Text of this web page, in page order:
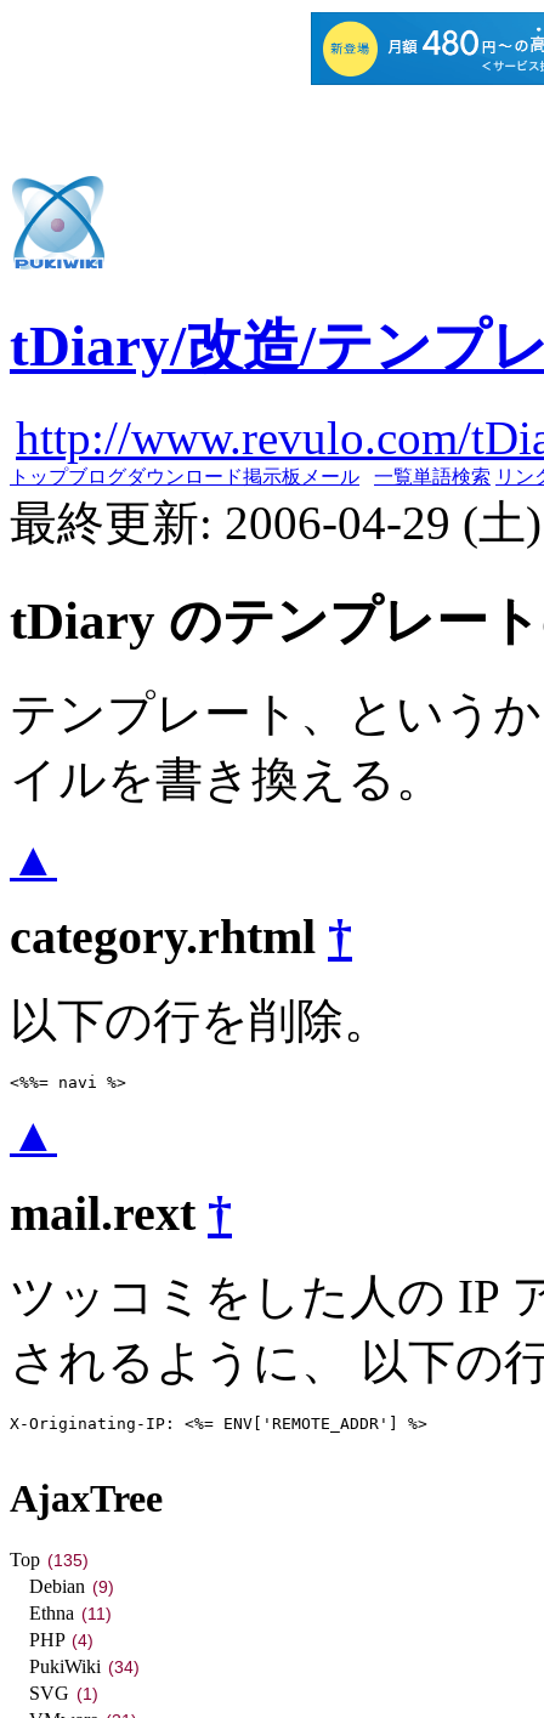
tDiary/改造/テンプ
http://www.revulo.com/
トップブログダウンロード掲示板 メール 一覧単語検索 リン
最終更新: 2006-04-29 (土
tDiary のテンプレー
テンプレート、という
イルを書き換える。
▲
category.rhtml †
以下の行を削除。
<%%= navi %>
▲
mail.rext †
ツッコミをした人の IP
されるように、 以下の
X-Originating-IP: <%= ENV['REMOTE_ADDR'] %>
AjaxTree
Top (135)
Debian (9)
Ethna (11)
PHP (4)
PukiWiki (34)
SVG (1)